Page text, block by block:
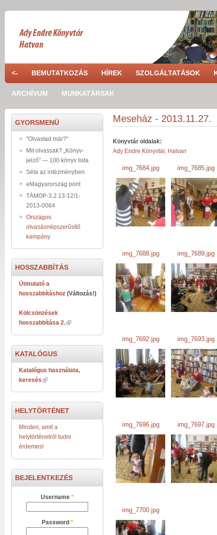
<- BEMUTATKOZÁS HÍREK SZOLGÁLTATÁSOK
ARCHÍVUM MUNKATÁRSAK
Meseház - 2013.11.27.
Könyvtár oldalak:
Ady Endre Könyvtár, Hatvan
img_7684.jpg
img_7684.jpg
img_7685.jpg
img_7685.jpg
img_7688.jpg
img_7688.jpg
img_7689.jpg
img_7689.jpg
img_7692.jpg
img_7692.jpg
img_7693.jpg
img_7693.jpg
img_7696.jpg
img_7696.jpg
img_7697.jpg
img_7697.jpg
img_7700.jpg
img_7700.jpg
GYORSMENÜ
"Olvastad már?"
Mit olvassak? „Könyv-
jelző” — 100 könyv lista
Séta az intézményben
eMagyarország pont
TÁMOP-3.2.13-12/1-
2013-0064
Országos
olvasásnépszerűsítő
kampány
HOSSZABBÍTÁS
Útmutató a
hosszabbításhoz (Változás!)
Kölcsönzések
hosszabbítása 2.
KATALÓGUS
Katalógus használata,
keresés
HELYTÖRTÉNET
Minden, amit a
helytörténetről tudni
érdemes!
BEJELENTKEZÉS
Username *
Password *